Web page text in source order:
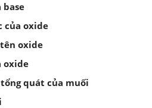
base
của oxide
oxide
oxide
quát của muối